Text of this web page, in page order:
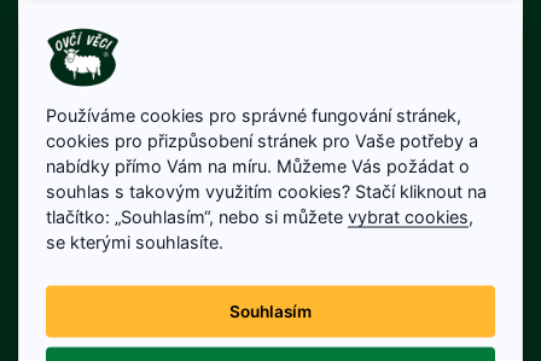
Používáme cookies pro správné fungování stránek,
cookies pro přizpůsobení stránek pro Vaše potřeby a
nabídky přímo Vám na míru. Můžeme Vás požádat o
souhlas s takovým využitím cookies? Stačí kliknout na
tlačítko: „Souhlasím“, nebo si můžetevybrat cookies
se kterými souhlasíte.
Souhlasím